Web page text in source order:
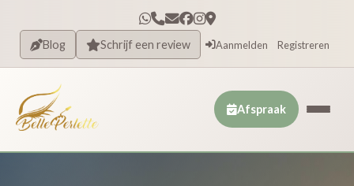
Blog Schrijf een review Aanmelden Registreren
Afspraak